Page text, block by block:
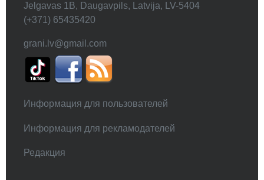
Jelgavas 1B, Daugavpils, Latvija, LV-5404
(+371) 65435420
grani.lv@gmail.com
Информация для пользователей
Информация для рекламодателей
Редакция